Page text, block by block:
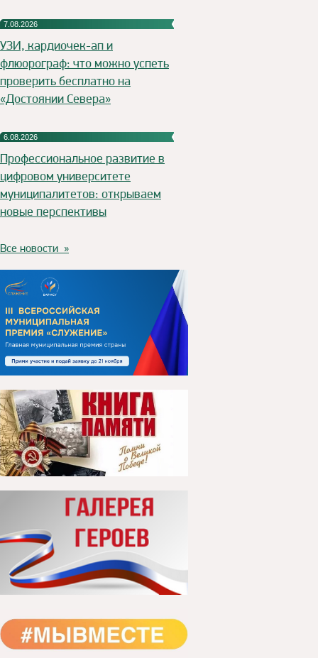
7.08.2026
УЗИ, кардиочек-ап и
флюорограф: что можно успеть
проверить бесплатно на
«Достоянии Севера»
6.08.2026
Профессиональное развитие в
цифровом университете
муниципалитетов: открываем
новые перспективы
Все новости »